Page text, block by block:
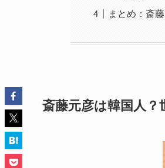
まとめ：斎
斎藤元彦は韓国人？